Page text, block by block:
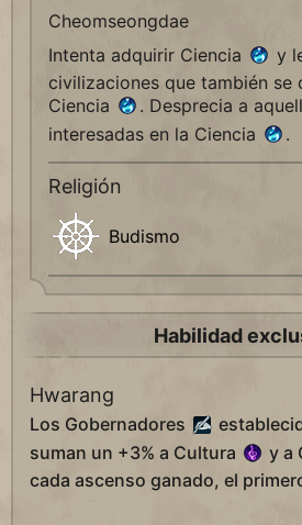
Cheomseongdae
Intenta adquirir Ciencia
y
civilizaciones que también se
Ciencia
. Desprecia a
interesadas en la Ciencia
.
Religión
Budismo
Habilidad
Hwarang
Los Gobernadores
suman un +3% a Cultura
y a
cada ascenso ganado, el